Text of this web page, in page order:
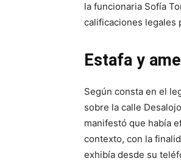
la funcionaria Sofía
calificaciones legales
Estafa y
Según consta en el
sobre la calle
manifestó que había
contexto, con la
exhibía desde su